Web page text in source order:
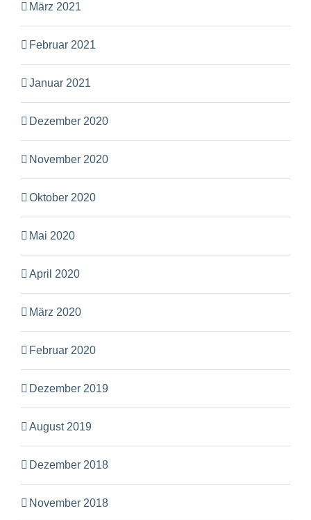
März 2021
Februar 2021
Januar 2021
Dezember 2020
November 2020
Oktober 2020
Mai 2020
April 2020
März 2020
Februar 2020
Dezember 2019
August 2019
Dezember 2018
November 2018